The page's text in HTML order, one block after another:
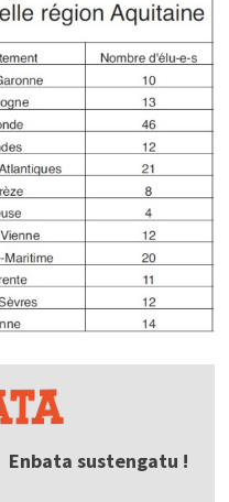
Enbata sustengatu !